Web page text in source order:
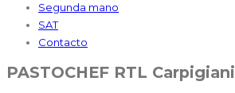
Segunda mano
SAT
Contacto
PASTOCHEF RTL Carpigiani